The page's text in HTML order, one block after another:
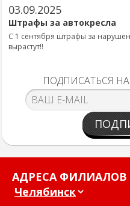
03.09.2025
Штрафы за автокресла
С 1 сентября штрафы за
вырастут!!
ПОДПИСАТЬСЯ
АДРЕСА ФИЛИАЛОВ